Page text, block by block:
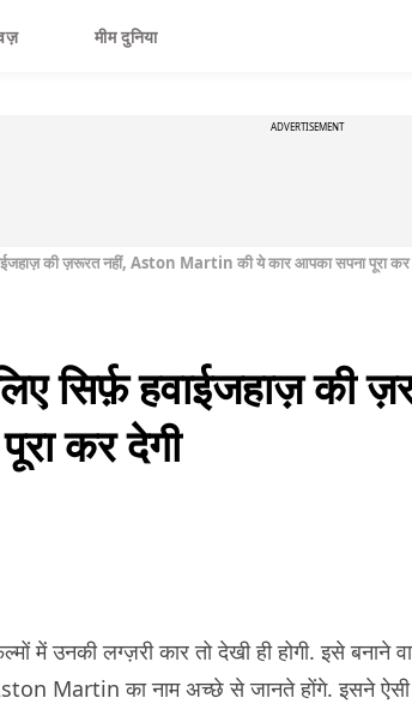
मीम दुनिया
ADVERTISEMENT
की ज़रूरत नहीं, Aston Martin की ये कार आपका सपना पूरा कर
सिर्फ़ हवाईजहाज़
कर देगी
में उनकी लग्ज़री कार तो देखी ही होगी. इसे बनाने
Martin का नाम अच्छे से जानते होंगे. इसने ऐसी